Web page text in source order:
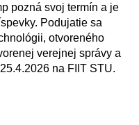
pozná svoj termín a je
Podujatie sa
otvoreného
verejnej správy a
na FIIT STU.